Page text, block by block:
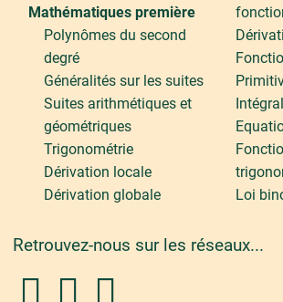
Mathématiques première
Polynômes du second
degré
Généralités sur les suites
Suites arithmétiques et
géométriques
Trigonométrie
Dérivation locale
Dérivation globale
Loi
Retrouvez-nous sur les réseaux...